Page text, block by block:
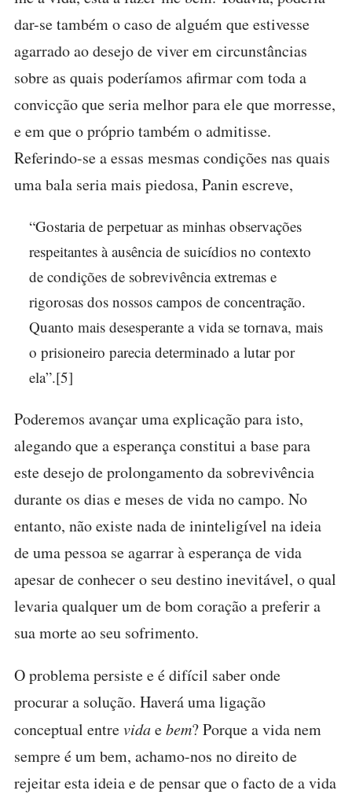
dar-se também o caso de alguém que estivesse
agarrado ao desejo de viver em circunstâncias
sobre as quais poderíamos afirmar com toda a
convicção que seria melhor para ele que morresse,
e em que o próprio também o admitisse.
Referindo-se a essas mesmas condições nas quais
uma bala seria mais piedosa, Panin escreve,
“Gostaria de perpetuar as minhas observações
respeitantes à ausência de suicídios no contexto
de condições de sobrevivência extremas e
rigorosas dos nossos campos de concentração.
Quanto mais desesperante a vida se tornava, mais
o prisioneiro parecia determinado a lutar por
ela”.[5]
Poderemos avançar uma explicação para isto,
alegando que a esperança constitui a base para
este desejo de prolongamento da sobrevivência
durante os dias e meses de vida no campo. No
entanto, não existe nada de ininteligível na ideia
de uma pessoa se agarrar à esperança de vida
apesar de conhecer o seu destino inevitável, o qual
levaria qualquer um de bom coração a preferir a
sua morte ao seu sofrimento.
O problema persiste e é difícil saber onde
procurar a solução. Haverá uma ligação
conceptual entrevidaebem? Porque a vida nem
sempre é um bem, achamo-nos no direito de
rejeitar esta ideia e de pensar que o facto de a vida